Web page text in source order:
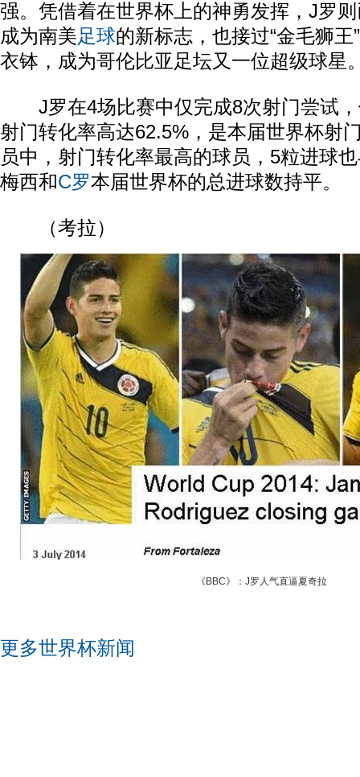
强。凭借着在世界杯上的神勇发挥，J罗
成为南美足球的新标志，也接过“金毛狮
衣钵，成为哥伦比亚足坛又一位超级球星
J罗在4场比赛中仅完成8次射门尝试，
射门转化率高达62.5%，是本届世界杯射
员中，射门转化率最高的球员，5粒进球
梅西和C罗本届世界杯的总进球数持平。
（考拉）
《BBC》：J罗人气直逼夏奇拉
更多世界杯新闻